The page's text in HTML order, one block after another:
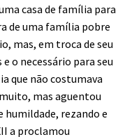
casa de família para
de uma família pobre
mas, em troca de seu
o necessário para seu
que não costumava
mas aguentou
humildade, rezando e
a proclamou